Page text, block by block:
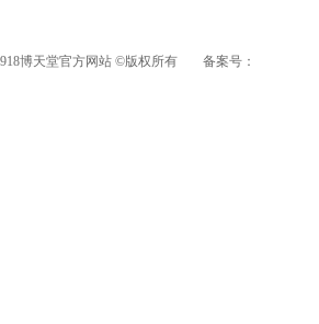
918博天堂官方网站 ©版权所有 备案号：